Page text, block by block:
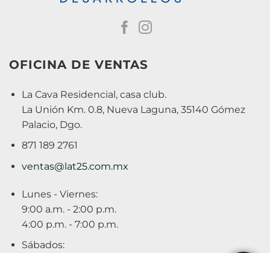
OFICINA DE VENTAS
La Cava Residencial, casa club.
La Unión Km. 0.8, Nueva Laguna, 35140 Gómez
Palacio, Dgo.
871 189 2761
ventas@lat25.com.mx
Lunes - Viernes:
9:00 a.m. - 2:00 p.m.
4:00 p.m. - 7:00 p.m.
Sábados: